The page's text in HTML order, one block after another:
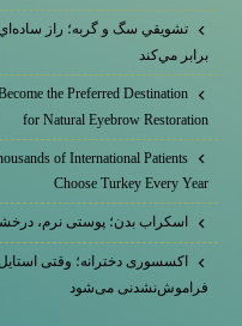
تشويقي سگ و گربه؛ راز
برابر مي‌كند
the Preferred Destination
for Natural Eyebrow Restoration
of International Patients
Choose Turkey Every Year
اسکراب بدن؛ پوستی نرم،
اکسسوری دخترانه؛ وقتی
فراموش‌نشدنی می‌شود